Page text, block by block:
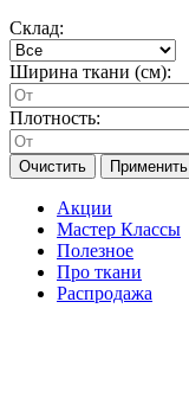
Склад:
Ширина ткани (см):
Плотность:
Очистить Применить
Акции
Мастер Классы
Полезное
Про ткани
Распродажа